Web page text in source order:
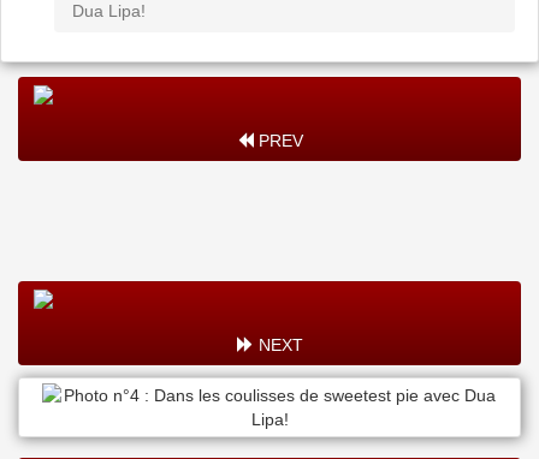
Dua Lipa!
PREV
NEXT